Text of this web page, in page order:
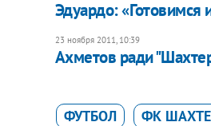
Эдуардо: «Готовимся
23 ноября 2011, 10:39
Ахметов ради
ФУТБОЛ ФК